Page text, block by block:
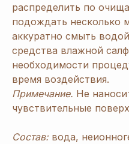
распределить по
подождать несколько
аккуратно смыть
средства влажной
необходимости
время воздействия.
Примечание. Не
чувствительные
Состав: вода,